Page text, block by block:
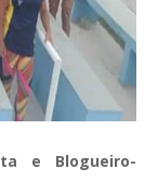
e Blogueiro-